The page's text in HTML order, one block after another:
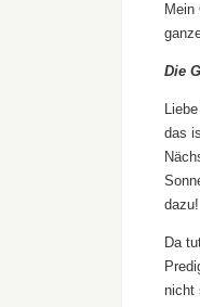
Die
das
dazu!
Da
nicht